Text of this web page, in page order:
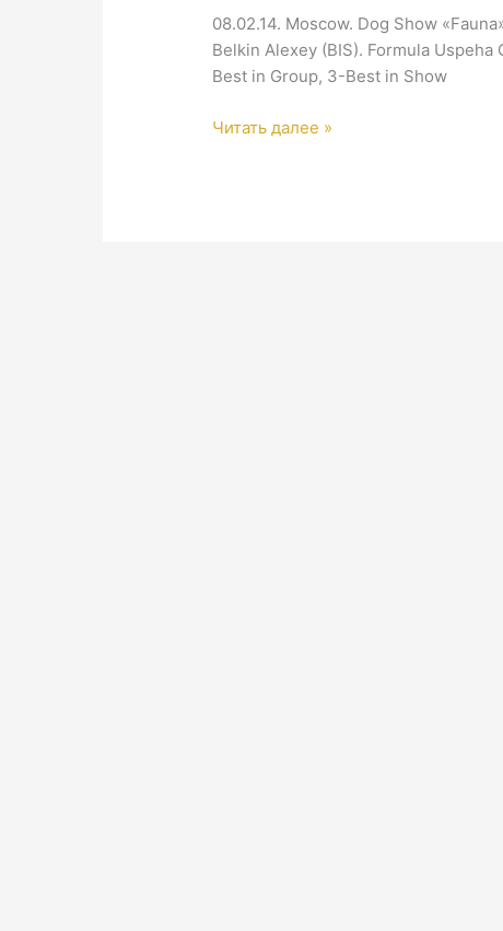
08.02.14. Moscow. Dog Show
Belkin Alexey (BIS). Formula Uspeha
Best in Group, 3-Best in Show
Moscow.
Читать далее »